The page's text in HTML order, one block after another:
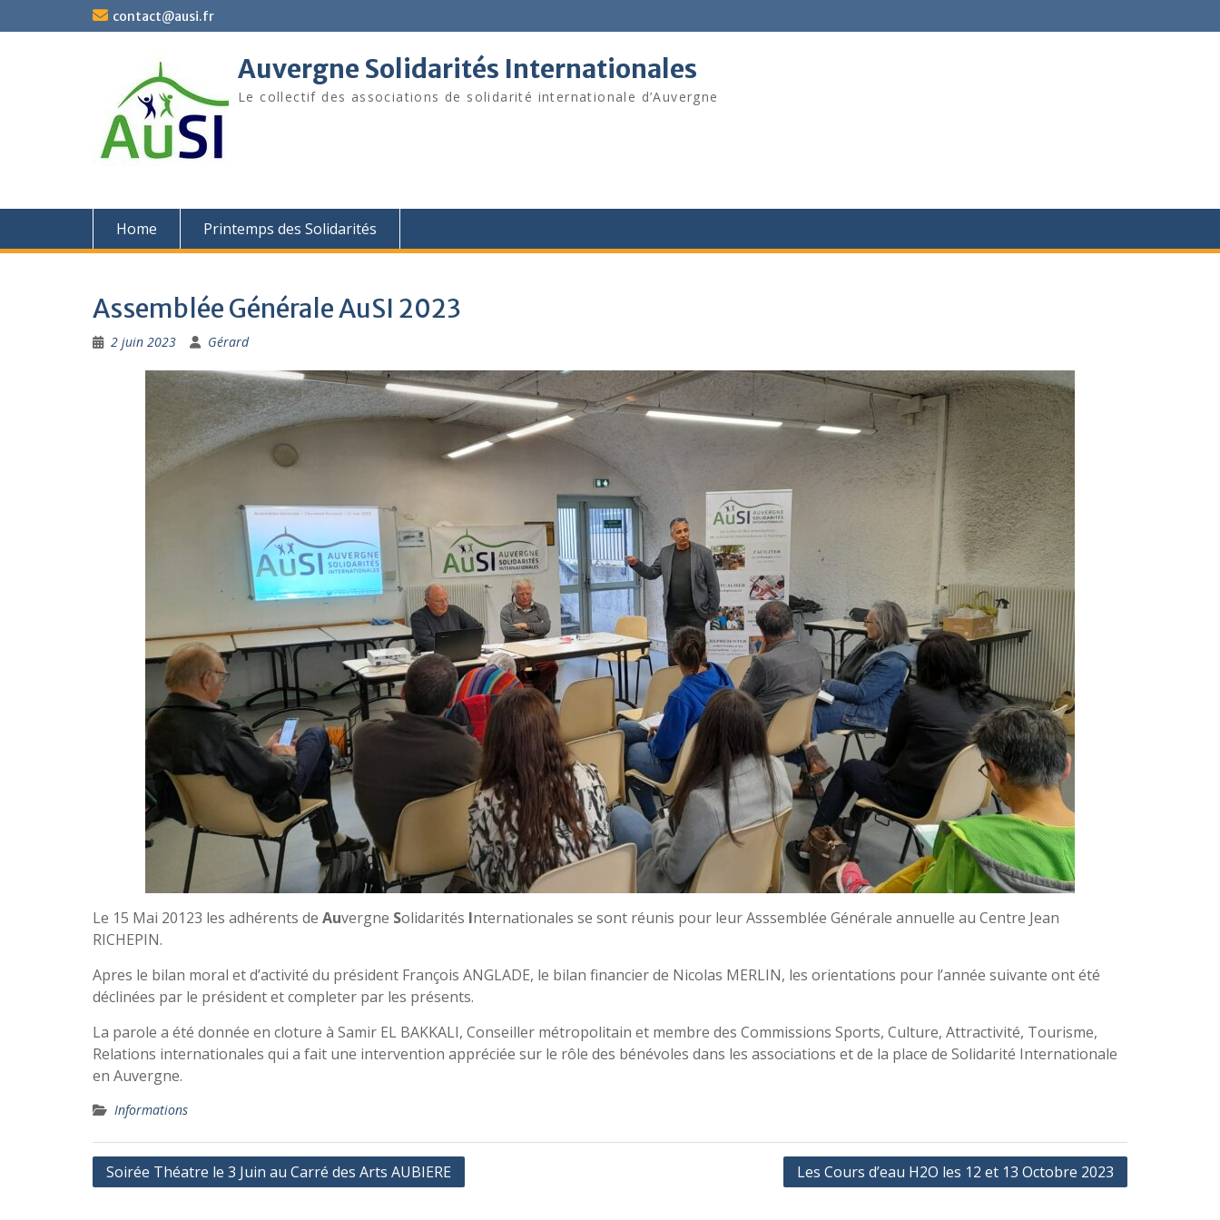
to
contact@ausi.fr
Auvergne Solidarités Internationales
Le collectif des associations de solidarité internationale d’Auvergne
Home Printemps des Solidarités
Assemblée Générale AuSI 2023
2 juin 2023 Gérard
Le 15 Mai 20123 les adhérents de Auvergne Solidarités Internationales se sont réunis pour leur Asssemblée Générale annuelle au Centre Jean
RICHEPIN.
Apres le bilan moral et d’activité du président François ANGLADE, le bilan financier de Nicolas MERLIN, les orientations pour l’année suivante ont été
déclinées par le président et completer par les présents.
La parole a été donnée en cloture à Samir EL BAKKALI, Conseiller métropolitain et membre des Commissions Sports, Culture, Attractivité, Tourisme,
Relations internationales qui a fait une intervention appréciée sur le rôle des bénévoles dans les associations et de la place de Solidarité Internationale
en Auvergne.
Informations
Navigation
Soirée Théatre le 3 Juin au Carré des Arts AUBIERE Les Cours d’eau H2O les 12 et 13 Octobre 2023